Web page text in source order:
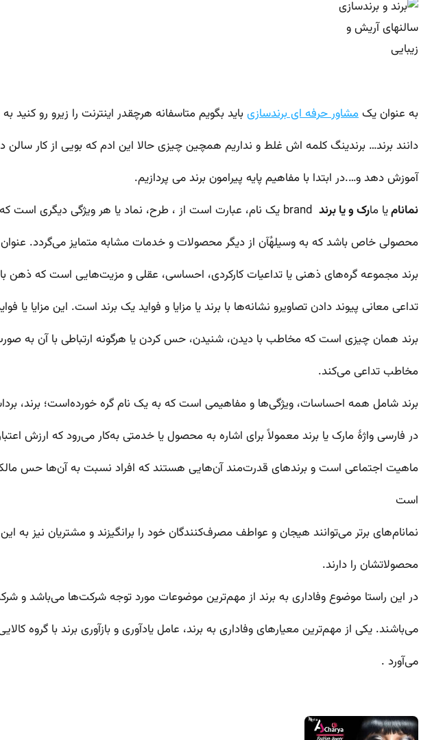
به عنوان یکمشاور حرفه ای برندسازیباید بگویم متاسفانه هرچقدر اینترنت را زیرو رو
دانند برند… برندینگ کلمه اش غلط و نداریم همچین چیزی حالا این ادم که بویی از کار سالن
آموزش دهد و….در ابتدا با مفاهیم پایه پیرامون برند می پردازیم.
نمانامیا مارک و یا برند brand یک نام، عبارت است از ، طرح، نماد یا هر ویژگی دیگری
محصولی خاص باشد که به وسیلهٔآن از دیگر محصولات و خدمات مشابه متمایز می‌گردد. عنوان
برند مجموعه گره‌های ذهنی یا تداعیات کارکردی، احساسی، عقلی و مزیت‌هایی است که ذهن
تداعی معانی پیوند دادن تصاویرو نشانه‌ها با برند یا مزایا و فواید یک برند است. این مزایا
برند همان چیزی است که مخاطب با دیدن، شنیدن، حس کردن یا هرگونه ارتباطی با آن به
مخاطب تداعی می‌کند.
برند شامل همه احساسات، ویژگی‌ها و مفاهیمی است که به یک نام گره خورده‌است؛ برند،
در فارسی واژهٔ مارک یا برند معمولاً برای اشاره به محصول یا خدمتی به‌کار می‌رود که ارزش
ماهیت اجتماعی است و برندهای قدرت‌مند آن‌هایی هستند که افراد نسبت به آن‌ها حس
است
نمانام‌های برتر می‌توانند هیجان و عواطف مصرف‌کنندگان خود را برانگیزند و مشتریان نیز به
محصولاتشان را دارند.
در این راستا موضوع وفاداری به برند از مهم‌ترین موضوعات مورد توجه شرکت‌ها می‌باشد و
می‌باشند. یکی از مهم‌ترین معیارهای وفاداری به برند، عامل یادآوری و بازآوری برند با گروه
می‌آورد .